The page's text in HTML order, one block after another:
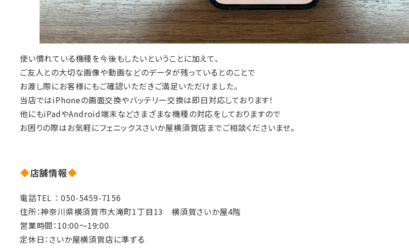
使い慣れている機種を今後もしたいということに加えて、
ご友人との大切な画像や動画などのデータが残っているとのことで
お渡し際にお客様にもご確認いただきご満足いただけました。
当店ではiPhoneの画面交換やバッテリー交換は即日対応しております！
他にもiPadやAndroid端末などさまざまな機種の対応をしておりますので
お困りの際はお気軽にフェニックスさいか屋横須賀店までご相談くださいませ。
店舗情報
電話TEL ： 050-5459-7156
住所：神奈川県横須賀市大滝町1丁目13　横須賀さいか屋4階
営業時間：10:00～19:00
定休日：さいか屋横須賀店に準ずる